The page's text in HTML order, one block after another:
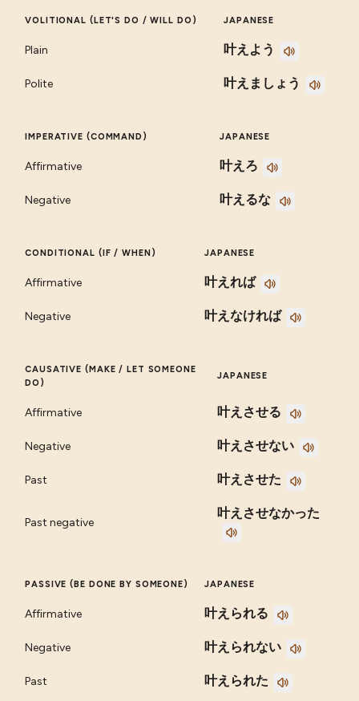
VOLITIONAL (LET'S DO / WILL DO) JAPANESE
Plain 叶えよう
Polite 叶えましょう
IMPERATIVE (COMMAND) JAPANESE
Affirmative 叶えろ
Negative 叶えるな
CONDITIONAL (IF / WHEN) JAPANESE
Affirmative 叶えれば
Negative 叶えなければ
CAUSATIVE (MAKE / LET SOMEONE
DO)
JAPANESE
Affirmative 叶えさせる
Negative 叶えさせない
Past 叶えさせた
Past negative
叶えさせなかった
PASSIVE (BE DONE BY SOMEONE) JAPANESE
Affirmative 叶えられる
Negative 叶えられない
Past 叶えられた